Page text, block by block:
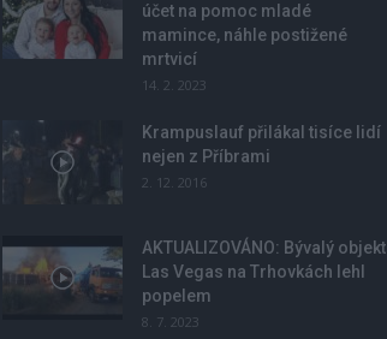
účet na pomoc mladé
mamince, náhle postižené
mrtvicí
14. 2. 2023
Krampuslauf přilákal tisíce lidí
nejen z Příbrami
2. 12. 2016
AKTUALIZOVÁNO: Bývalý objekt
Las Vegas na Trhovkách lehl
popelem
8. 7. 2023